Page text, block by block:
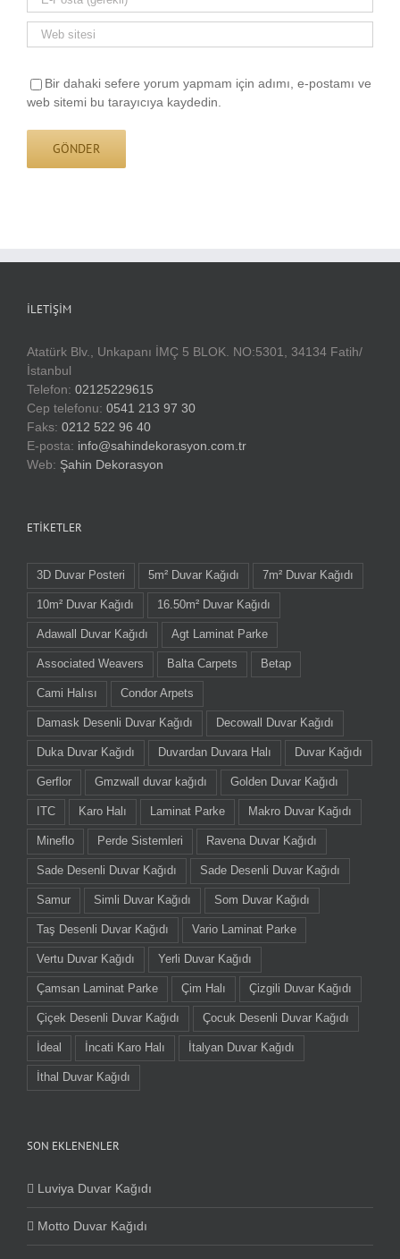
Bir dahaki sefere yorum yapmam için adımı, e-postamı ve
web sitemi bu tarayıcıya kaydedin.
İLETIŞIM
Atatürk Blv., Unkapanı İMÇ 5 BLOK. NO:5301, 34134 Fatih/
İstanbul
Telefon: 02125229615
Cep telefonu: 0541 213 97 30
Faks: 0212 522 96 40
E-posta: info@sahindekorasyon.com.tr
Web: Şahin Dekorasyon
ETIKETLER
3D Duvar Posteri 5m² Duvar Kağıdı 7m² Duvar Kağıdı
10m² Duvar Kağıdı 16.50m² Duvar Kağıdı
Adawall Duvar Kağıdı Agt Laminat Parke
Associated Weavers Balta Carpets Betap
Cami Halısı Condor Arpets
Damask Desenli Duvar Kağıdı Decowall Duvar Kağıdı
Duka Duvar Kağıdı Duvardan Duvara Halı Duvar Kağıdı
Gerflor Gmzwall duvar kağıdı Golden Duvar Kağıdı
ITC Karo Halı Laminat Parke Makro Duvar Kağıdı
Mineflo Perde Sistemleri Ravena Duvar Kağıdı
Sade Desenli Duvar Kağıdı Sade Desenli Duvar Kağıdı
Samur Simli Duvar Kağıdı Som Duvar Kağıdı
Taş Desenli Duvar Kağıdı Vario Laminat Parke
Vertu Duvar Kağıdı Yerli Duvar Kağıdı
Çamsan Laminat Parke Çim Halı Çizgili Duvar Kağıdı
Çiçek Desenli Duvar Kağıdı Çocuk Desenli Duvar Kağıdı
İdeal İncati Karo Halı İtalyan Duvar Kağıdı
İthal Duvar Kağıdı
SON EKLENENLER
Luviya Duvar Kağıdı
Motto Duvar Kağıdı